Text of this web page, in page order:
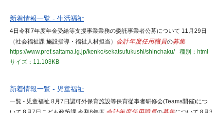
新着情報一覧 - 生活福祉
4日令和7年度年金受給等支援事業業務の委託事業者公募について 11月29日
（社会福祉課 施設指導・福祉人材担当） 会計年度任用職員の募集
https://www.pref.saitama.lg.jp/kenko/sekatsufukushi/shinchaku/
種別：html
サイズ：11.103KB
新着情報一覧 - 児童福祉
一覧 - 児童福祉 8月7日認可外保育施設等保育従事者研修会(Teams開催)につ